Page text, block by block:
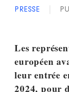
PRESSE
Les
européen
leur entrée
2024, pour